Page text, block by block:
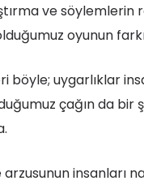
ve söylemlerin
oyunun
böyle; uygarlıklar
çağın da
insanları